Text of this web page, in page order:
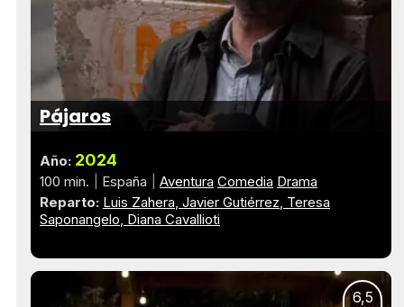
Pájaros
Año: 2024
100 min. España Aventura Comedia Drama
Reparto: Luis Zahera Javier Gutiérrez Teresa
Saponangelo Diana Cavallioti
6,5